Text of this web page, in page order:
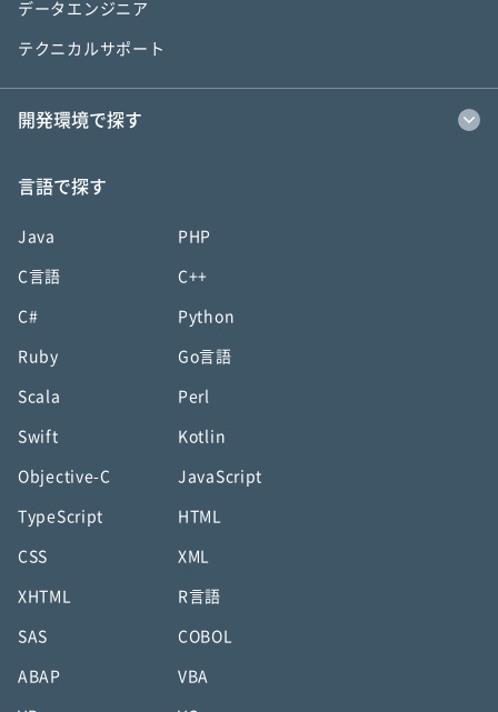
データエンジニア
テクニカルサポート
開発環境で探す
言語で探す
Java PHP
C言語 C++
C# Python
Ruby Go言語
Scala Perl
Swift Kotlin
Objective-C JavaScript
TypeScript HTML
CSS XML
XHTML R言語
SAS COBOL
ABAP VBA